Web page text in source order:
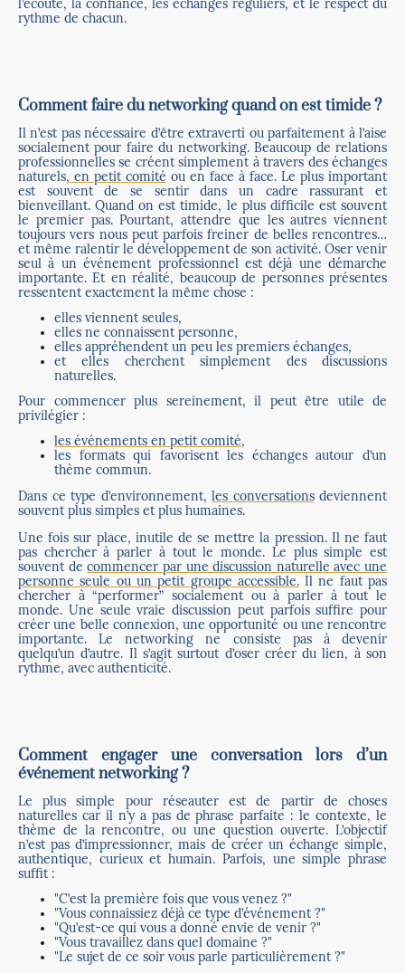
rythme de chacun.
Comment faire du networking quand on est timide ?
Il n’est pas nécessaire d’être extraverti ou parfaitement à l’aise
socialement pour faire du networking. Beaucoup de relations
professionnelles se créent simplement à travers des échanges
naturels, en petit comité ou en face à face. Le plus important
est souvent de se sentir dans un cadre rassurant et
bienveillant. Quand on est timide, le plus difficile est souvent
le premier pas. Pourtant, attendre que les autres viennent
toujours vers nous peut parfois freiner de belles rencontres…
et même ralentir le développement de son activité. Oser venir
seul à un événement professionnel est déjà une démarche
importante. Et en réalité, beaucoup de personnes présentes
ressentent exactement la même chose :
elles viennent seules,
elles ne connaissent personne,
elles appréhendent un peu les premiers échanges,
et elles cherchent simplement des discussions
naturelles.
Pour commencer plus sereinement, il peut être utile de
privilégier :
les événements en petit comité,
les formats qui favorisent les échanges autour d’un
thème commun.
Dans ce type d’environnement, les conversationsdeviennent
souvent plus simples et plus humaines.
Une fois sur place, inutile de se mettre la pression. Il ne faut
pas chercher à parler à tout le monde. Le plus simple est
souvent decommencer par une discussion naturelle avec une
personne seule ou un petit groupe accessible.Il ne faut pas
chercher à “performer” socialement ou à parler à tout le
monde. Une seule vraie discussion peut parfois suffire pour
créer une belle connexion, une opportunité ou une rencontre
importante. Le networking ne consiste pas à devenir
quelqu’un d’autre. Il s’agit surtout d’oser créer du lien, à son
rythme, avec authenticité.
Comment engager une conversation lors d’un
événement networking ?
Le plus simple pour réseauter est de partir de choses
naturelles car il n’y a pas de phrase parfaite : le contexte, le
thème de la rencontre, ou une question ouverte. L’objectif
n’est pas d’impressionner, mais de créer un échange simple,
authentique, curieux et humain. Parfois, une simple phrase
suffit :
"C’est la première fois que vous venez ?"
"Vous connaissiez déjà ce type d’événement ?"
"Qu’est-ce qui vous a donné envie de venir ?"
"Vous travaillez dans quel domaine ?"
"Le sujet de ce soir vous parle particulièrement ?"